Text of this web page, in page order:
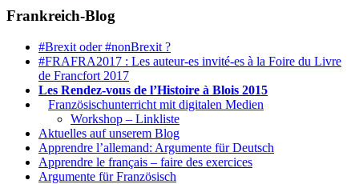
Frankreich-Blog
#Brexit oder #nonBrexit ?
#FRAFRA2017 : Les auteur-es invité-es à la Foire du Livre
de Francfort 2017
Les Rendez-vous de l’Histoire à Blois 2015
Französischunterricht mit digitalen Medien
Workshop – Linkliste
Aktuelles auf unserem Blog
Apprendre l’allemand: Argumente für Deutsch
Apprendre le français – faire des exercices
Argumente für Französisch